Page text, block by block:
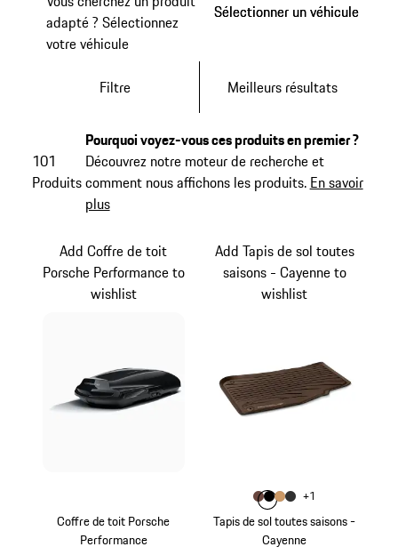
adapté ? Sélectionnez
votre véhicule
Sélectionner un véhicule
Sélectionner un véhicule
Filtre Meilleurs résultats
101
Produits
Pourquoi voyez-vous ces produits en premier ?
Découvrez notre moteur de recherche et
comment nous affichons les produits. En savoir
plus
Coffre de toit Porsche
Performance
Add Coffre de toit
Porsche Performance to
wishlist
Tapis de sol toutes saisons -
Cayenne
Add Tapis de sol toutes
saisons - Cayenne to
wishlist
Couleur
Couleur Brun Truffe
CouleurNoir
Couleur
Couleur
+1